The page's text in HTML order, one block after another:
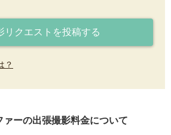
リクエストを投稿する
？
ァーの出張撮影料金について